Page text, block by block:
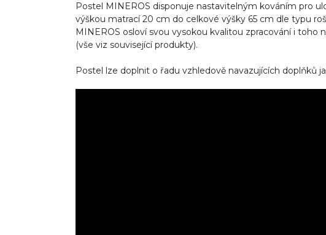
Postel MINEROS disponuje nastavitelným kováním pro
výškou matrací 20 cm do celkové výšky 65 cm dle typu
MINEROS osloví svou vysokou kvalitou zpracování i
(vše viz související produkty).
Postel lze doplnit o řadu vzhledově navazujících doplňků